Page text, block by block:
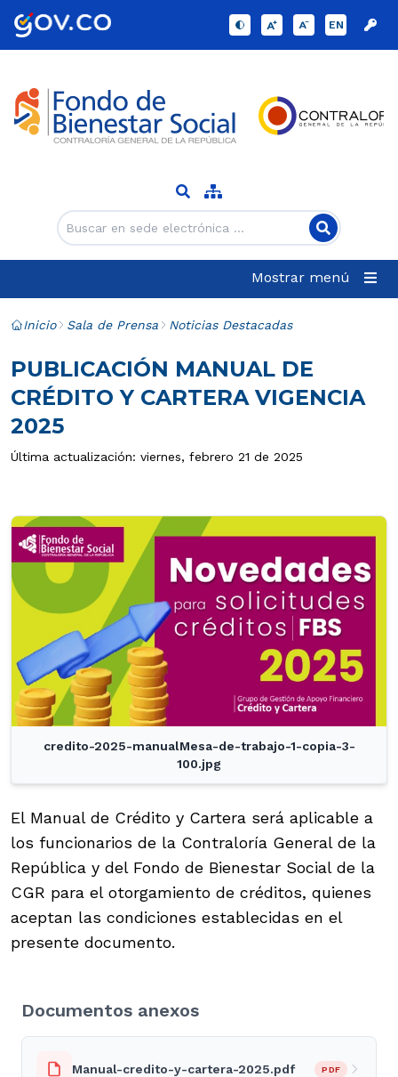
EN
Mostrar menú
Inicio Sala de Prensa Noticias Destacadas
PUBLICACIÓN MANUAL DE
CRÉDITO Y CARTERA VIGENCIA
2025
Última actualización: viernes, febrero 21 de 2025
credito-2025-manualMesa-de-trabajo-1-copia-3-
100.jpg
El Manual de Crédito y Cartera será aplicable a
los funcionarios de la Contraloría General de la
República y del Fondo de Bienestar Social de la
CGR para el otorgamiento de créditos, quienes
aceptan las condiciones establecidas en el
presente documento.
Documentos anexos
Manual-credito-y-cartera-2025.pdf PDF